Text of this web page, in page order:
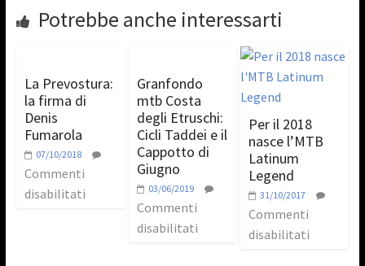
Potrebbe anche interessarti
La Prevostura:
la firma di
Denis
Fumarola
07/10/2018
Commenti
disabilitati
Granfondo
mtb Costa
degli Etruschi:
Cicli Taddei e il
Cappotto di
Giugno
03/06/2019
Commenti
disabilitati
Per il 2018
nasce l’MTB
Latinum
Legend
31/10/2017
Commenti
disabilitati